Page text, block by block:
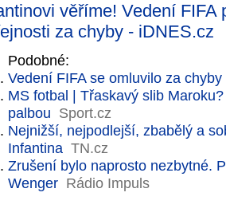
věříme! Vedení
za chyby - iDNES.cz
Podobné:
Vedení FIFA se omluvilo za
MS fotbal | Třaskavý slib
palbou Sport.cz
Nejnižší, nejpodlejší, zbabělý a
Infantina TN.cz
Zrušení bylo naprosto nezbytné.
Wenger Rádio Impuls